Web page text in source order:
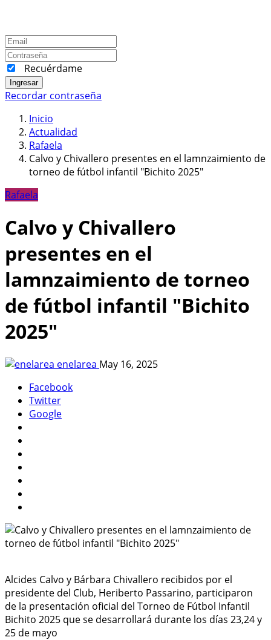
Recuérdame
Ingresar
Recordar contraseña
Inicio
Actualidad
Rafaela
Calvo y Chivallero presentes en el lamnzaimiento de
torneo de fútbol infantil "Bichito 2025"
Rafaela
Calvo y Chivallero
presentes en el
lamnzaimiento de torneo
de fútbol infantil "Bichito
2025"
enelarea May 16, 2025
Facebook
Twitter
Google
Alcides Calvo y Bárbara Chivallero recibidos por el
presidente del Club, Heriberto Passarino, participaron
de la presentación oficial del Torneo de Fútbol Infantil
Bichito 2025 que se desarrollará durante los días 23,24 y
25 de mayo